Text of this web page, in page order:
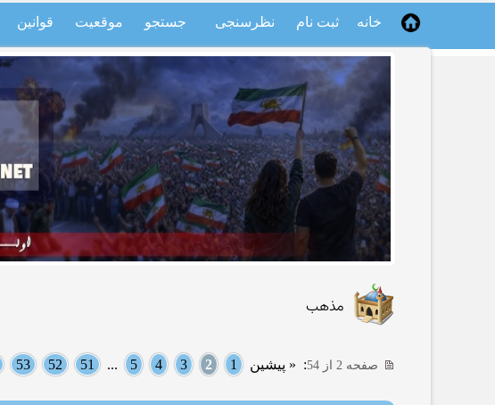
خانه ثبت نام نظرسنجی جستجو موقعیت قوانین
مذهب
صفحه 2 از 54 : « پیشین 1
2
3
4
5
...
51
52
53